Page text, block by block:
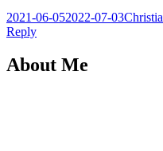
Posted
on
2021-06-052022-07-03Author
Reply
About Me